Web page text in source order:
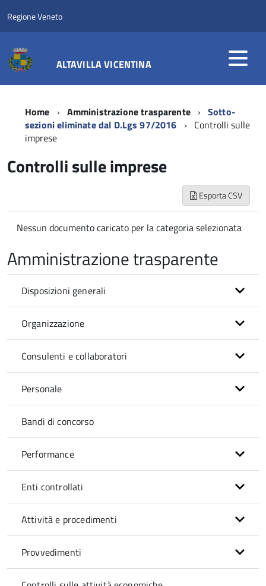
Regione Veneto
ALTAVILLA VICENTINA
Home Amministrazione trasparente
Sotto-
sezioni eliminate dal D.Lgs 97/2016
Controlli sulle
imprese
Controlli sulle imprese
Esporta CSV
Nessun documento caricato per la categoria selezionata
Amministrazione trasparente
Disposizioni generali
Organizzazione
Consulenti e collaboratori
Personale
Bandi di concorso
Performance
Enti controllati
Attività e procedimenti
Provvedimenti